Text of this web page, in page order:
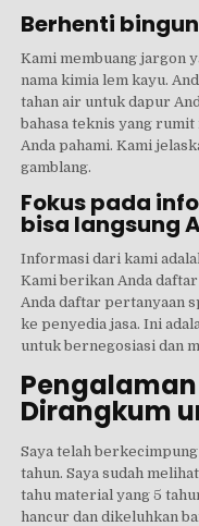
Berhenti
Kami membuang jargon
nama kimia lem kayu.
tahan air untuk dapur
bahasa teknis yang rumit
Anda pahami. Kami
gamblang.
Fokus pada
bisa langsung
Informasi dari kami
Kami berikan Anda
Anda daftar pertanyaan
ke penyedia jasa. Ini
untuk bernegosiasi dan
Dirangkum
Saya telah
tahun. Saya sudah
tahu material yang 5
hancur dan dikeluhkan